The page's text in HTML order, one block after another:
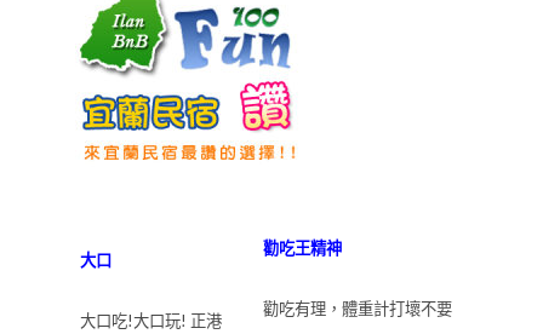
大口
大口吃!大口玩! 正港
勸吃王精神
勸吃有理，體重計打壞不要